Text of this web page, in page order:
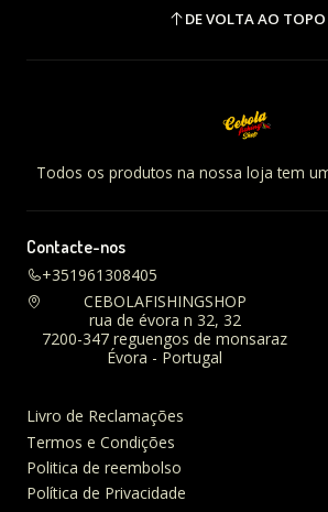
DE VOLTA AO TOPO
Todos os produtos na nossa loja tem
Contacte-nos
+351961308405
CEBOLAFISHINGSHOP
rua de évora n 32, 32
7200-347 reguengos de monsaraz
Évora - Portugal
Livro de Reclamações
Termos e Condições
Politica de reembolso
Política de Privacidade